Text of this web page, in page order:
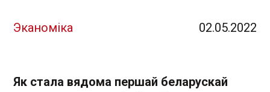
Эканоміка 02.05.2022
Як стала вядома першай беларускай